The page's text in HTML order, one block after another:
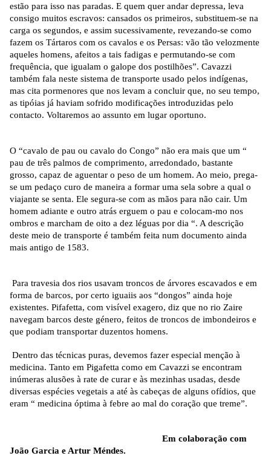
estão para isso nas paradas. E quem quer andar depressa, leva
consigo muitos escravos: cansados os primeiros, substituem-se na
carga os segundos, e assim sucessivamente, revezando-se como
fazem os Tártaros com os cavalos e os Persas: vão tão velozmente
aqueles homens, afeitos a tais fadigas e permutando-se com
frequência, que igualam o galope dos postilhões”. Cavazzi
também fala neste sistema de transporte usado pelos indígenas,
mas cita pormenores que nos levam a concluir que, no seu tempo,
as tipóias já haviam sofrido modificações introduzidas pelo
contacto. Voltaremos ao assunto em lugar oportuno.
O “cavalo de pau ou cavalo do Congo” não era mais que um “
pau de três palmos de comprimento, arredondado, bastante
grosso, capaz de aguentar o peso de um homem. Ao meio, prega-
se um pedaço curo de maneira a formar uma sela sobre a qual o
viajante se senta. Ele segura-se com as mãos para não cair. Um
homem adiante e outro atrás erguem o pau e colocam-mo nos
ombros e marcham de oito a dez léguas por dia “. A descrição
deste meio de transporte é também feita num documento ainda
mais antigo de 1583.
Para travesia dos rios usavam troncos de árvores escavados e em
forma de barcos, por certo iguaiis aos “dongos” ainda hoje
existentes. Pifafetta, com visível exagero, diz que no rio Zaire
navegam barcos deste género, feitos de troncos de imbondeiros e
que podiam transportar duzentos homens.
Dentro das técnicas puras, devemos fazer especial menção à
medicina. Tanto em Pigafetta como em Cavazzi se encontram
inúmeras alusões à rate de curar e às mezinhas usadas, desde
diversas espécies vegetais a até às cabeças de alguns ofídios, que
eram “ medicina óptima à febre ao mal do coração que treme”.
Em colaboração com
João Garcia e Artur Méndes.